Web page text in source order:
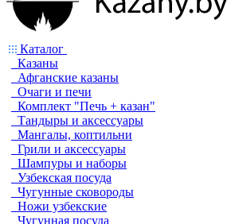
Каталог
Казаны
Афганские казаны
Очаги и печи
Комплект "Печь + казан"
Тандыры и аксессуары
Мангалы, коптильни
Грили и аксессуары
Шампуры и наборы
Узбекская посуда
Чугунные сковороды
Ножи узбекские
Чугунная посуда